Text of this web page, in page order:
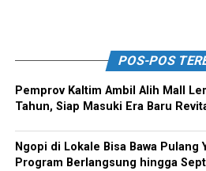
POS-POS
Pemprov Kaltim Ambil Alih Mall
Tahun, Siap Masuki Era Baru
Ngopi di Lokale Bisa Bawa Pulang
Program Berlangsung hingga